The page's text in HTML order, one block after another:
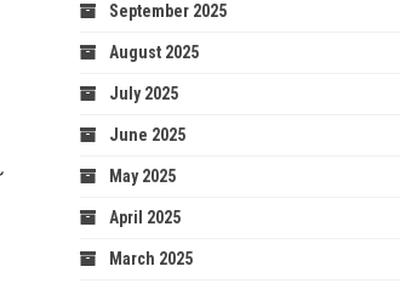
September 2025
August 2025
July 2025
June 2025
May 2025
April 2025
March 2025